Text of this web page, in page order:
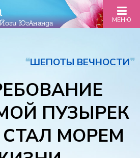
ЮгАнанда МЕНЮ
❝ШЕПОТЫ ВЕЧНОСТИ❞
ПУЗЫРЕК
МОРЕМ